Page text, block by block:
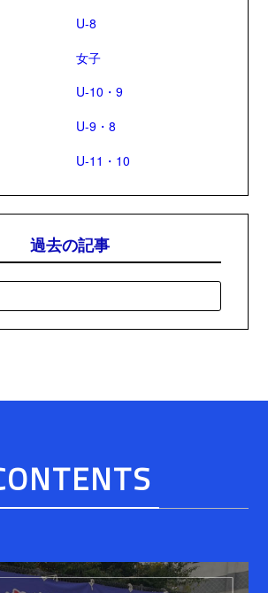
U-8
女子
U-10・9
U-9・8
U-11・10
過去の記事